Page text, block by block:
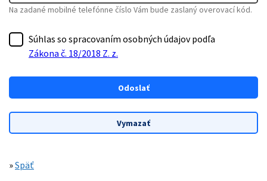
Na zadané mobilné telefónne číslo Vám bude zaslaný overovací kód.
Súhlas so spracovaním osobných údajov podľa
Zákona č. 18/2018 Z. z.
»Späť